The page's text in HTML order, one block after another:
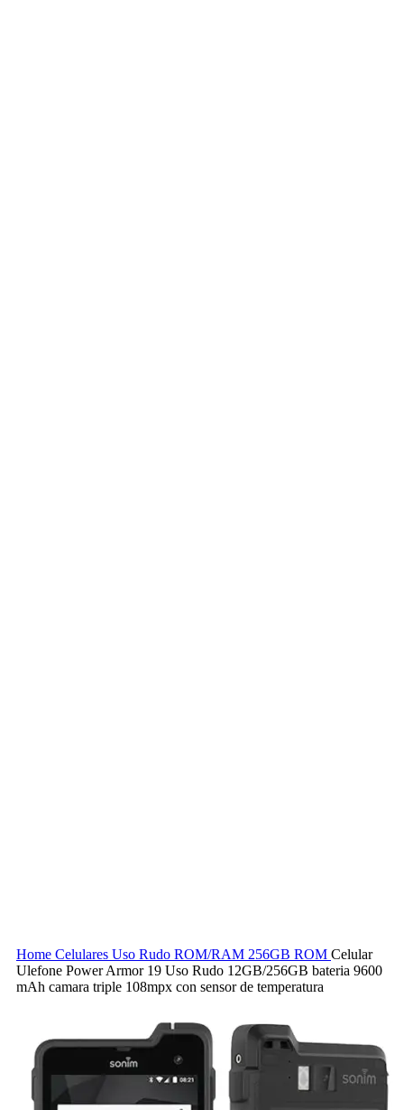
Home Celulares Uso Rudo ROM/RAM 256GB ROM Celular
Ulefone Power Armor 19 Uso Rudo 12GB/256GB bateria 9600
mAh camara triple 108mpx con sensor de temperatura